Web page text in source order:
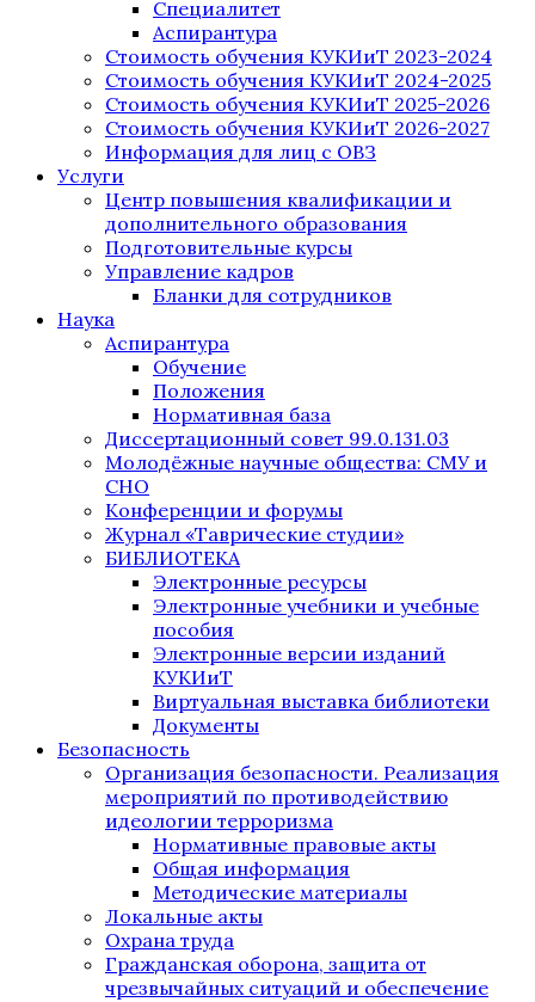
Специалитет
Аспирантура
Стоимость обучения КУКИиТ 2023-2024
Стоимость обучения КУКИиТ 2024-2025
Стоимость обучения КУКИиТ 2025-2026
Стоимость обучения КУКИиТ 2026-2027
Информация для лиц с ОВЗ
Услуги
Центр повышения квалификации и
дополнительного образования
Подготовительные курсы
Управление кадров
Бланки для сотрудников
Наука
Аспирантура
Обучение
Положения
Нормативная база
Диссертационный совет 99.0.131.03
Молодёжные научные общества: СМУ и
СНО
Конференции и форумы
Журнал «Таврические студии»
БИБЛИОТЕКА
Электронные ресурсы
Электронные учебники и учебные
пособия
Электронные версии изданий
КУКИиТ
Виртуальная выставка библиотеки
Документы
Безопасность
Организация безопасности. Реализация
мероприятий по противодействию
идеологии терроризма
Нормативные правовые акты
Общая информация
Методические материалы
Локальные акты
Охрана труда
Гражданская оборона, защита от
чрезвычайных ситуаций и обеспечение